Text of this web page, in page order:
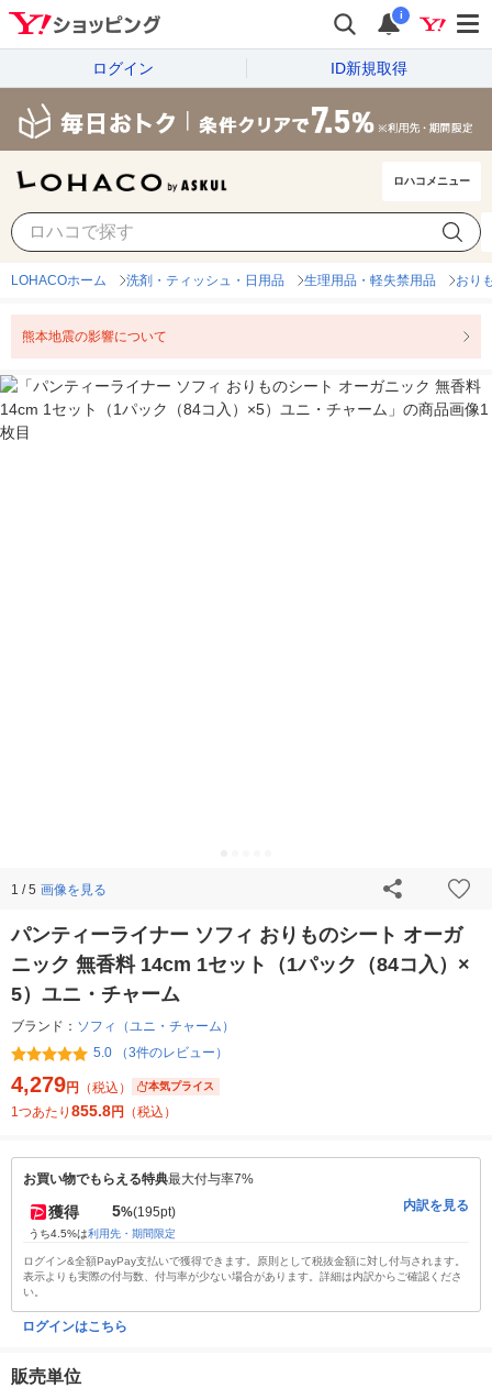
i
ログイン ID新規取得
ロハコメニュー
LOHACOホーム 洗剤・ティッシュ・日用品 生理用品・軽失禁用品 おり
熊本地震の影響について
1 / 5 画像を見る
パンティーライナー ソフィ おりものシート オーガ
ニック 無香料 14cm 1セット（1パック（84コ入）×
5）ユニ・チャーム
ブランド： ソフィ（ユニ・チャーム）
5.0 （3件のレビュー）
4,279円 （税込） 本気プライス
1つあたり 855.8円 （税込）
お買い物でもらえる特典最大付与率7%
獲得 5%(195pt)
うち4.5%は利用先・期間限定
内訳を見る
ログイン&全額PayPay支払いで獲得できます。原則として税抜金額に対し付与されます。
表示よりも実際の付与数、付与率が少ない場合があります。詳細は内訳からご確認くださ
い。
ログインはこちら
販売単位